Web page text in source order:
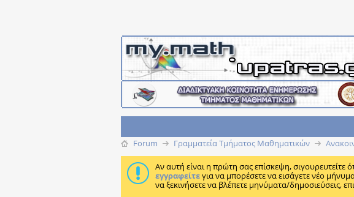
Forum Γραμματεία Τμήματος Μαθηματικών
Αν αυτή είναι η πρώτη σας επίσκεψη, σιγουρευτείτε
εγγραφείτεγια να μπορέσετε να εισάγετε νέο
να ξεκινήσετε να βλέπετε μηνύματα/δημοσιεύσεις,